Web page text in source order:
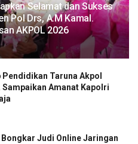
Selamat dan Sukses
Pol Drs, A.M Kamal.
AKPOL 2026
Taruna Akpol
Amanat Kapolri
Judi Online Jaringan